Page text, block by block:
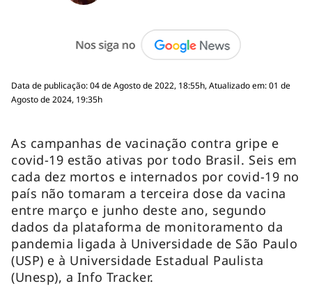
Data de publicação: 04 de Agosto de 2022, 18:55h, Atualizado em: 01 de
Agosto de 2024, 19:35h
As campanhas de vacinação contra gripe e
covid-19 estão ativas por todo Brasil. Seis em
cada dez mortos e internados por covid-19 no
país não tomaram a terceira dose da vacina
entre março e junho deste ano, segundo
dados da plataforma de monitoramento da
pandemia ligada à Universidade de São Paulo
(USP) e à Universidade Estadual Paulista
(Unesp), a Info Tracker.